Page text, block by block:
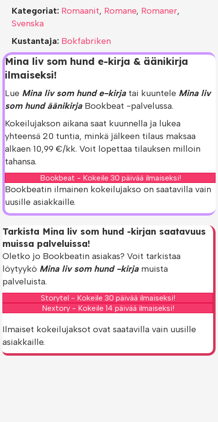
Mina liv som hund e-kirja & äänikirja
ilmaiseksi!
Lue Mina liv som hund e-kirja tai kuuntele Mina liv
som hund äänikirja Bookbeat -palvelussa.
Kokeilujakson aikana saat kuunnella ja lukea
yhteensä 20 tuntia, minkä jälkeen tilaus maksaa
alkaen 10,99 €/kk. Voit lopettaa tilauksen milloin
tahansa.
Bookbeat - Kokeile 30 päivää ilmaiseksi!
Bookbeatin ilmainen kokeilujakso on saatavilla vain
uusille asiakkaille.
Kategoriat: Romaanit, Romane, Romaner,
Svenska
Kustantaja: Bokfabriken
Tarkista Mina liv som hund -kirjan saatavuus
muissa palveluissa!
Oletko jo Bookbeatin asiakas? Voit tarkistaa
löytyykö Mina liv som hund -kirja muista
palveluista.
Storytel - Kokeile 30 päivää ilmaiseksi!
Nextory - Kokeile 14 päivää ilmaiseksi!
Ilmaiset kokeilujaksot ovat saatavilla vain uusille
asiakkaille.